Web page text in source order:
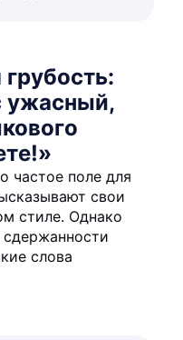
ужасный,
частое поле для
свои
стиле. Однако
слова